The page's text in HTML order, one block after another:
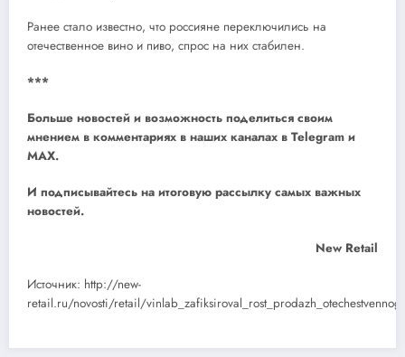
Ранее стало известно, что россияне переключились на
отечественное вино и пиво, спрос на них стабилен.
***
Больше новостей и возможность поделиться своим
мнением в комментариях в наших каналах в Telegram и
MAX.
И подписывайтесь на итоговую рассылку самых важных
новостей.
New Retail
Источник: http://new-
retail.ru/novosti/retail/